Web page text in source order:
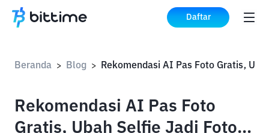
Daftar
Beranda > Blog >
Rekomendasi AI Pas Foto
Gratis, Ubah Selfie Jadi Foto